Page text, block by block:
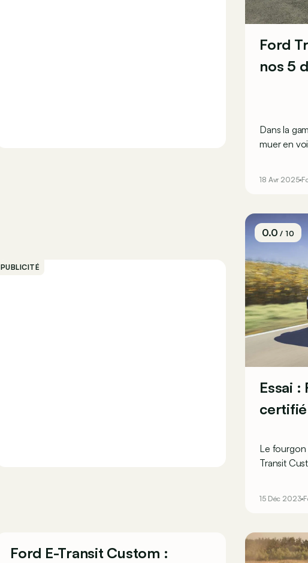
Ford
nos 5
Dans la
muer en
18 Avr 2025
PUBLICITÉ
0.0/ 10
Essai
Le fourgon
Transit
15 Déc 2023
Ford E-Transit Custom :